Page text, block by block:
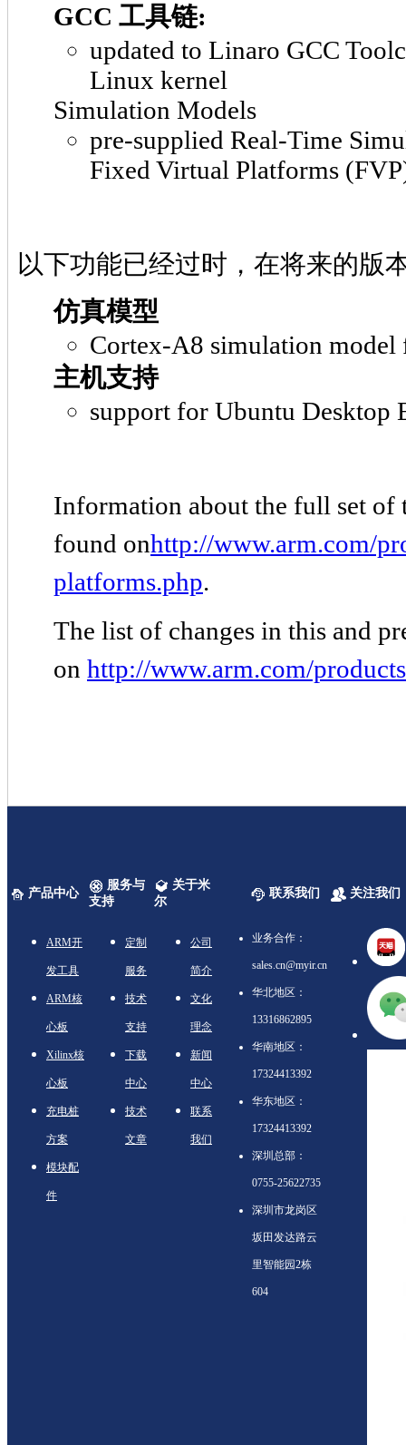
GCC 工具链:
updated to Linaro GCC
Linux kernel
Simulation Models
pre-supplied Real-Time
Fixed Virtual Platforms
以下功能已经过时，在将来的版
仿真模型
Cortex-A8 simulation model
主机支持
support for Ubuntu Desktop
Information about the full set of
found onhttp://www.arm.com/
platforms.php.
The list of changes in this and
on http://www.arm.com/
产品中心
服务与
支持
关于米
尔
联系我们 关注我们
ARM开
发工具
ARM核
心板
Xilinx核
心板
充电桩
方案
模块配
件
定制
服务
技术
支持
下载
中心
技术
文章
公司
简介
文化
理念
新闻
中心
联系
我们
业务合作：
sales.cn@myir.cn
华北地区：
13316862895
华南地区：
17324413392
华东地区：
17324413392
深圳总部：
0755-25622735
深圳市龙岗区
坂田发达路云
里智能园2栋
604